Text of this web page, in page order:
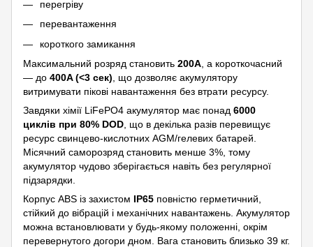
перегріву
перевантаження
короткого замикання
Максимальний розряд становить 200A , а короткочасний
— до 400A (<3 сек) , що дозволяє акумулятору
витримувати пікові навантаження без втрати ресурсу.
Завдяки хімії LiFePO4 акумулятор має понад 6000
циклів при 80% DOD , що в декілька разів перевищує
ресурс свинцево-кислотних AGM/гелевих батарей.
Місячний саморозряд становить менше 3%, тому
акумулятор чудово зберігається навіть без регулярної
підзарядки.
Корпус ABS із захистом IP65 повністю герметичний,
стійкий до вібрацій і механічних навантажень. Акумулятор
можна встановлювати у будь-якому положенні, окрім
перевернутого догори дном. Вага становить близько 39 кг.